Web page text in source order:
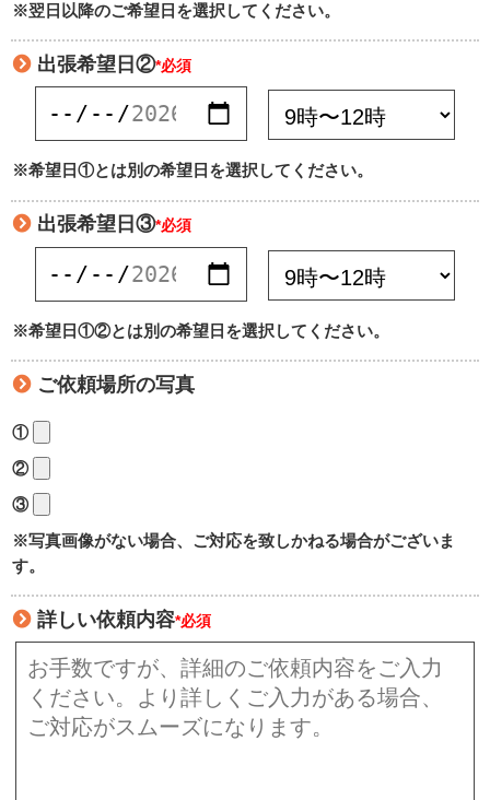
※翌日以降のご希望日を選択してください。
出張希望日②*必須
※希望日①とは別の希望日を選択してください。
出張希望日③*必須
※希望日①②とは別の希望日を選択してください。
ご依頼場所の写真
①
②
③
※写真画像がない場合、ご対応を致しかねる場合がございま
す。
詳しい依頼内容*必須